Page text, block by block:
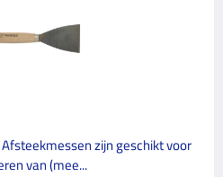
zijn geschikt voor
van (mee...